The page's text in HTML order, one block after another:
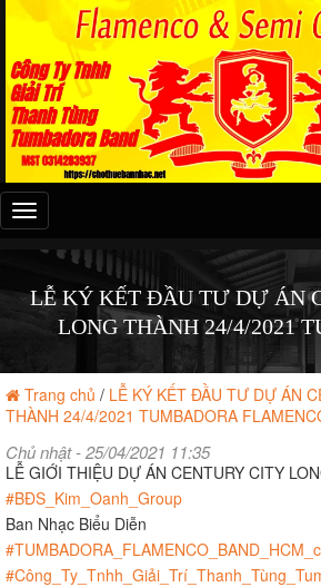
Đây
là
menu
LỄ KÝ KẾT ĐẦU TƯ DỰ ÁN
LONG THÀNH 24/4/2021
FLAMENCO
Trang chủ / LỄ KÝ KẾT ĐẦU TƯ DỰ ÁN
THÀNH 24/4/2021 TUMBADORA
Chủ nhật - 25/04/2021 11:35
LỄ GIỚI THIỆU DỰ ÁN CENTURY CITY
#BĐS_Kim_Oanh_Group
Ban Nhạc Biểu Diễn